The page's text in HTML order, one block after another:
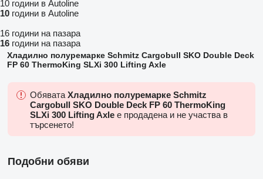
10 години в Autoline
10 години в Autoline
16 години на пазара
16 години на пазара
Хладилно полуремарке Schmitz Cargobull SKO Double Deck
FP 60 ThermoKing SLXi 300 Lifting Axle
Обявата Хладилно полуремарке Schmitz
Cargobull SKO Double Deck FP 60 ThermoKing
SLXi 300 Lifting Axle е продадена и не участва в
търсенето!
Подобни обяви